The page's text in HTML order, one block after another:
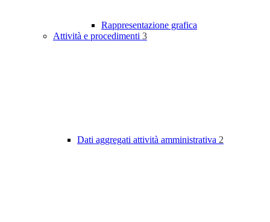
Rappresentazione grafica
Attività e procedimenti 3
Dati aggregati attività amministrativa 2